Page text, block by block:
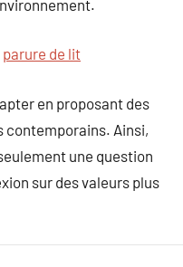
parure de lit
en proposant des
contemporains. Ainsi,
une question
sur des valeurs plus